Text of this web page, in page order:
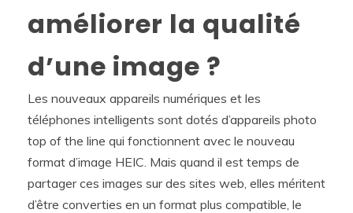
améliorer la qualité
d’une image ?
Les nouveaux appareils numériques et les
téléphones intelligents sont dotés d’appareils photo
top of the line qui fonctionnent avec le nouveau
format d’image HEIC. Mais quand il est temps de
partager ces images sur des sites web, elles méritent
d’être converties en un format plus compatible, le